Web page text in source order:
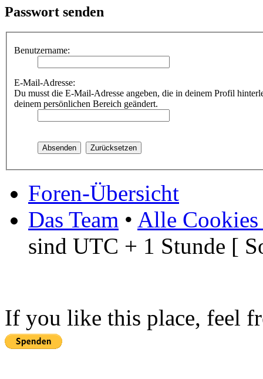
Passwort senden
Benutzername:
E-Mail-Adresse:
Du musst die E-Mail-Adresse angeben, die in deinem Profil
deinem persönlichen Bereich geändert.
Foren-Übersicht
Das Team • Alle Cookies
sind UTC + 1 Stunde [
If you like this place, feel